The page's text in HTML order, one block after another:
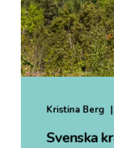
Kristina Berg
Svenska